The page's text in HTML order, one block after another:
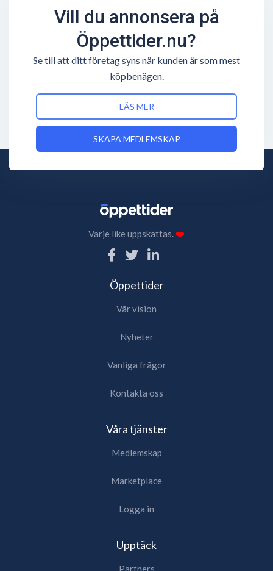
Vill du annonsera på
Öppettider.nu?
Se till att ditt företag syns när kunden är som mest
köpbenägen.
LÄS MER
SKAPA MEDLEMSKAP
Varje like uppskattas.❤️
Öppettider
Vår vision
Nyheter
Vanliga frågor
Kontakta oss
Våra tjänster
Medlemskap
Marketplace
Logga in
Upptäck